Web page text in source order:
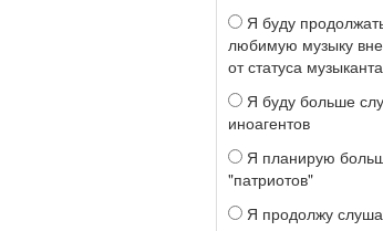
Я буду
любимую музыку
от статуса музыканта
Я буду больше
иноагентов
Я планирую
"патриотов"
Я продолжу